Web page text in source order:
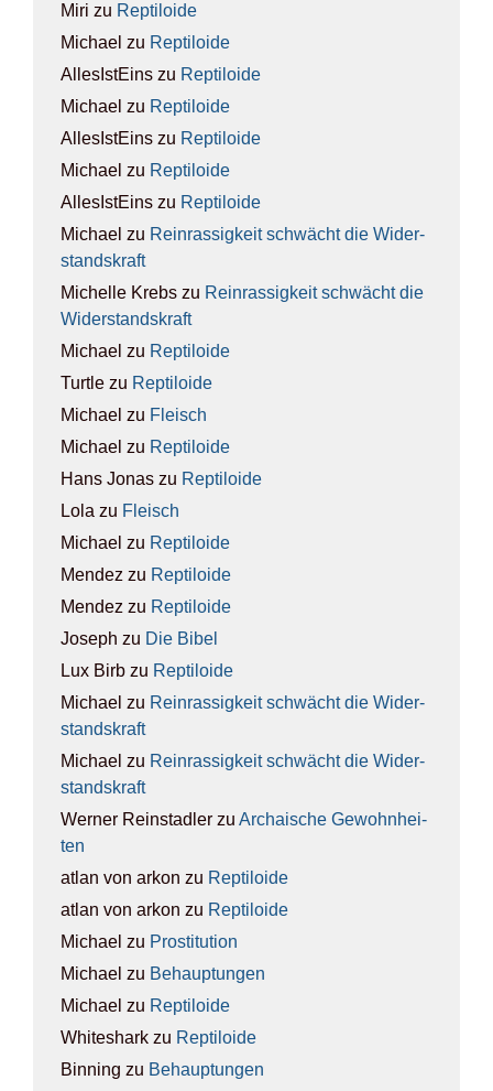
Miri zu Rep­ti­lo­ide
Michael zu Rep­ti­lo­ide
AllesIstEins zu Rep­ti­lo­ide
Michael zu Rep­ti­lo­ide
AllesIstEins zu Rep­ti­lo­ide
Michael zu Rep­ti­lo­ide
AllesIstEins zu Rep­ti­lo­ide
Michael zu Rein­ras­sig­keit schwächt die Wider­
stands­kraft
Michelle Krebs zu Rein­ras­sig­keit schwächt die
Wider­stands­kraft
Michael zu Rep­ti­lo­ide
Turtle zu Rep­ti­lo­ide
Michael zu Fleisch
Michael zu Rep­ti­lo­ide
Hans Jonas zu Rep­ti­lo­ide
Lola zu Fleisch
Michael zu Rep­ti­lo­ide
Mendez zu Rep­ti­lo­ide
Mendez zu Rep­ti­lo­ide
Joseph zu Die Bibel
Lux Birb zu Rep­ti­lo­ide
Michael zu Rein­ras­sig­keit schwächt die Wider­
stands­kraft
Michael zu Rein­ras­sig­keit schwächt die Wider­
stands­kraft
Werner Reinstadler zu Archai­sche Gewohn­hei­
ten
atlan von arkon zu Rep­ti­lo­ide
atlan von arkon zu Rep­ti­lo­ide
Michael zu Pro­sti­tu­ti­on
Michael zu Behaup­tun­gen
Michael zu Rep­ti­lo­ide
Whiteshark zu Rep­ti­lo­ide
Binning zu Behaup­tun­gen